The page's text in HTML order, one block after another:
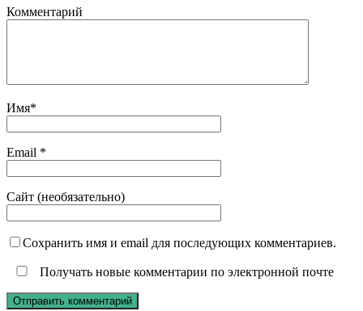
Комментарий
Имя*
Email *
Сайт (необязательно)
Сохранить имя и email для последующих комментариев.
Получать новые комментарии по электронной почте